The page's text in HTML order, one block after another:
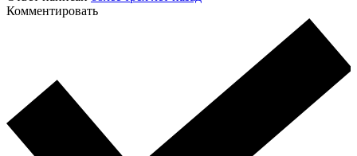
Комментировать